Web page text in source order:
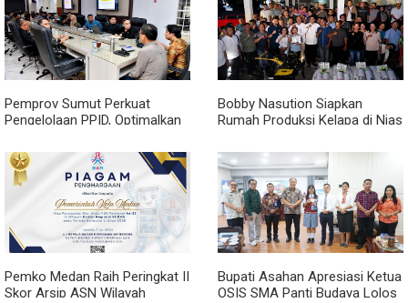
Pemprov Sumut Perkuat
Pengelolaan PPID, Optimalkan
Nomor 2 Tahun 2026
Bobby Nasution Siapkan
Rumah Produksi Kelapa di Nias
Pemko Medan Raih Peringkat II
Skor Arsip ASN Wilayah
Bupati Asahan Apresiasi Ketua
OSIS SMA Panti Budaya Lolos